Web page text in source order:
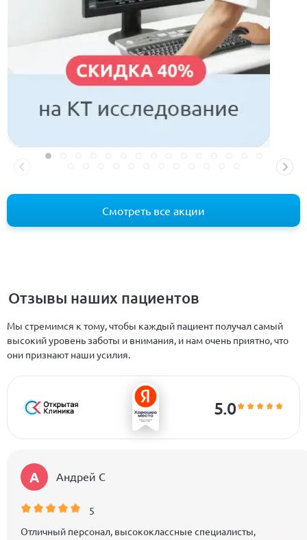
Смотреть все акции
Отзывы наших пациентов
Мы стремимся к тому, чтобы каждый пациент получал самый
высокий уровень заботы и внимания, и нам очень приятно, что
они признают наши усилия.
5.0
А Андрей C
5
Отличный персонал, высококлассные специалисты,